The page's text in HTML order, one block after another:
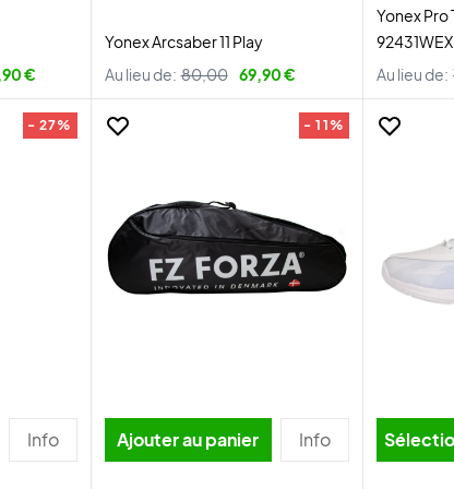
€
Yonex Arcsaber 11 Play
Au lieu de: 80,00 69,90 €
Yonex Pro
Au lieu de:
- 27%
Info
- 11%
Ajouter au panier Info